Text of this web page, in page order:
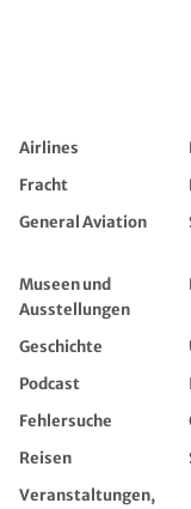
Airlines
Fracht
General Aviation
Museen und
Ausstellungen
Geschichte
Podcast
Fehlersuche
Reisen
Veranstaltungen,